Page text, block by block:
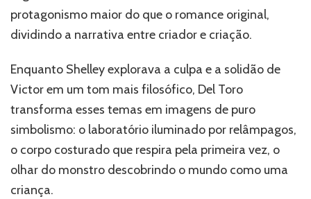
protagonismo maior do que o romance original,
dividindo a narrativa entre criador e criação.
Enquanto Shelley explorava a culpa e a solidão de
Victor em um tom mais filosófico, Del Toro
transforma esses temas em imagens de puro
simbolismo: o laboratório iluminado por relâmpagos,
o corpo costurado que respira pela primeira vez, o
olhar do monstro descobrindo o mundo como uma
criança.